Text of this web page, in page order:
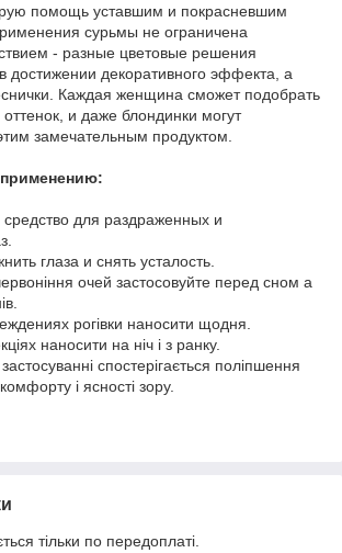
помощь уставшим и покрасневшим
сурьмы не ограничена
- разные цветовые решения
достижении декоративного эффекта, а
Каждая женщина сможет подобрать
и даже блондинки могут
замечательным продуктом.
для раздраженных и
глаза и снять усталость.
очей застосовуйте перед сном а
рогівки наносити щодня.
наносити на ніч і з ранку.
спостерігається поліпшення
і ясності зору.
тільки по передоплаті.